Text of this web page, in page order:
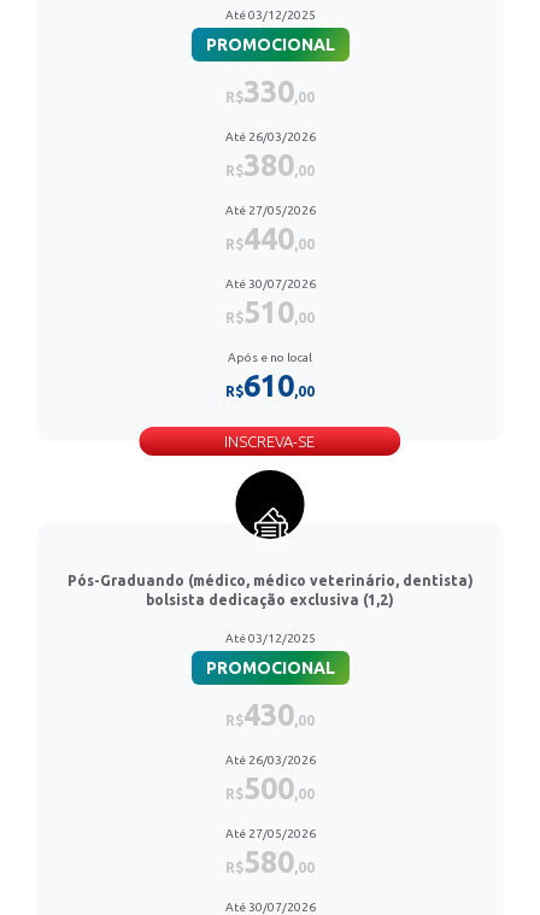
Até 03/12/2025
PROMOCIONAL
R$330,00
Até 26/03/2026
R$380,00
Até 27/05/2026
R$440,00
Até 30/07/2026
R$510,00
Após e no local
R$610,00
INSCREVA-SE
Pós-Graduando (médico, médico veterinário, dentista)
bolsista dedicação exclusiva (1,2)
Até 03/12/2025
PROMOCIONAL
R$430,00
Até 26/03/2026
R$500,00
Até 27/05/2026
R$580,00
Até 30/07/2026